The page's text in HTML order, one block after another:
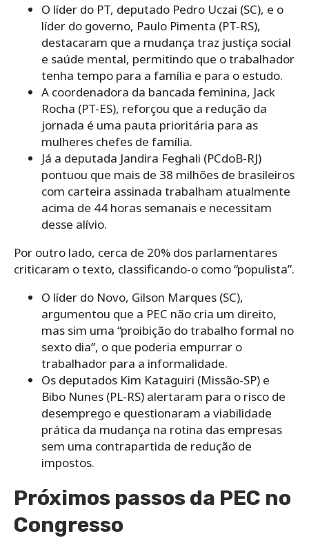
O líder do PT, deputado Pedro Uczai (SC), e o
líder do governo, Paulo Pimenta (PT-RS),
destacaram que a mudança traz justiça social
e saúde mental, permitindo que o trabalhador
tenha tempo para a família e para o estudo.
A coordenadora da bancada feminina, Jack
Rocha (PT-ES), reforçou que a redução da
jornada é uma pauta prioritária para as
mulheres chefes de família.
Já a deputada Jandira Feghali (PCdoB-RJ)
pontuou que mais de 38 milhões de brasileiros
com carteira assinada trabalham atualmente
acima de 44 horas semanais e necessitam
desse alívio.
Por outro lado, cerca de 20% dos parlamentares
criticaram o texto, classificando-o como “populista”.
O líder do Novo, Gilson Marques (SC),
argumentou que a PEC não cria um direito,
mas sim uma “proibição do trabalho formal no
sexto dia”, o que poderia empurrar o
trabalhador para a informalidade.
Os deputados Kim Kataguiri (Missão-SP) e
Bibo Nunes (PL-RS) alertaram para o risco de
desemprego e questionaram a viabilidade
prática da mudança na rotina das empresas
sem uma contrapartida de redução de
impostos.
Próximos passos da PEC no
Congresso